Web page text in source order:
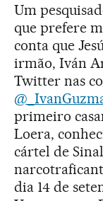
Um
que prefere
conta que
irmão, Iván
Twitter nas
primeiro
Loera,
cártel de
dia 14 de